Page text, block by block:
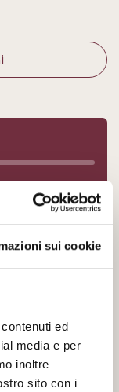
sui cookie
ed
media e per
inoltre
sito con i
9/10